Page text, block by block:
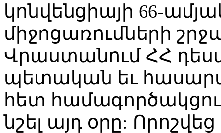
կոնվենցիայի 66-
միջոցառումների
Վրաստանում ՀՀ
պետական եւ
հետ
նշել այդ օրը: